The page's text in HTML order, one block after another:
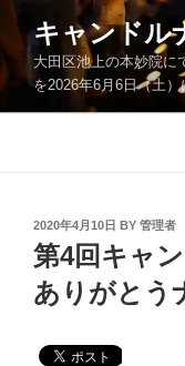
Skip
content
キャンドル
大田区池上の本妙院に
を2026年6月6日（土
POSTED
ON
2020年4月10日 BY 管理者
第4回キャ
ありがとう